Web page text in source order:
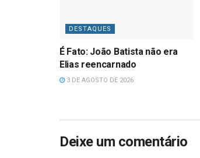
DESTAQUES
É Fato: João Batista não era
Elias reencarnado
3 DE AGOSTO DE 2026
Deixe um comentário